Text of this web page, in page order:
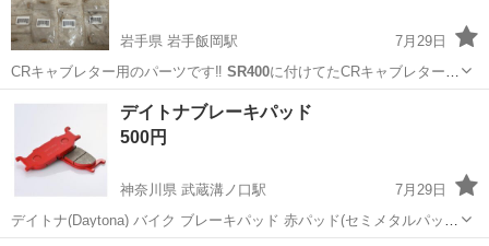
岩手県 岩手飯岡駅
7月29日
CRキャブレター用のパーツです‼️ SR400に付けてたCRキャブレター用
パーツで…
岩手 岩手飯岡駅 その他 キャブレター
デイトナブレーキパッド
500円
神奈川県 武蔵溝ノ口駅
7月29日
デイトナ(Daytona) バイク ブレーキパッド 赤パッド(セミメタルパッ
ド) BOLT(14-21) SR40(01-21) DS400(96-17) など フロント用 79816 パ